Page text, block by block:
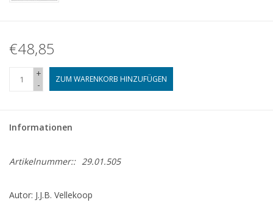
€48,85
+
-
ZUM WARENKORB HINZUFÜGEN
Informationen
Artikelnummer:: 29.01.505
Autor: J.J.B. Vellekoop